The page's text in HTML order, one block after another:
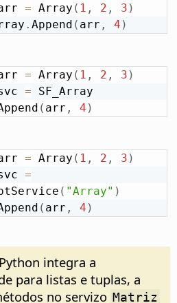
= Array ( 1 , 2 , 3 )
. Append ( arr , 4 )
= Array ( 1 , 2 , 3 )
= SF_Array
( arr , 4 )
= Array ( 1 , 2 , 3 )
=
( "Array" )
( arr , 4 )
integra a
para listas e tuplas, a
no servizo Matriz